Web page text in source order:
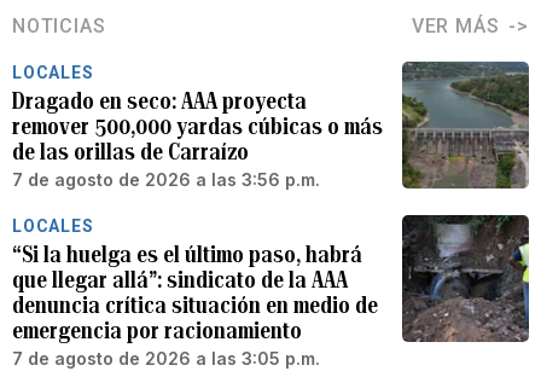
NOTICIAS VER MÁS
LOCALES
Dragado en seco: AAA proyecta
remover 500,000 yardas cúbicas o más
de las orillas de Carraízo
7 de agosto de 2026 a las 3:56 p.m.
LOCALES
“Si la huelga es el último paso, habrá
que llegar allá”: sindicato de la AAA
denuncia crítica situación en medio de
emergencia por racionamiento
7 de agosto de 2026 a las 3:05 p.m.